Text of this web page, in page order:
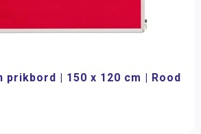
| 150 x 120 cm | Rood